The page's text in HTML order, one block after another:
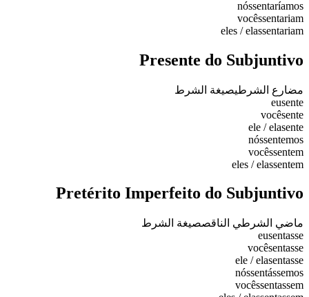
nóssentaríamos
vocêssentariam
eles / elassentariam
Presente do Subjuntivo
مضارع الشرطيصيغة الشرط
eusente
vocêsente
ele / elasente
nóssentemos
vocêssentem
eles / elassentem
Pretérito Imperfeito do Subjuntivo
ماضي الشرطي الناقصصيغة الشرط
eusentasse
vocêsentasse
ele / elasentasse
nóssentássemos
vocêssentassem